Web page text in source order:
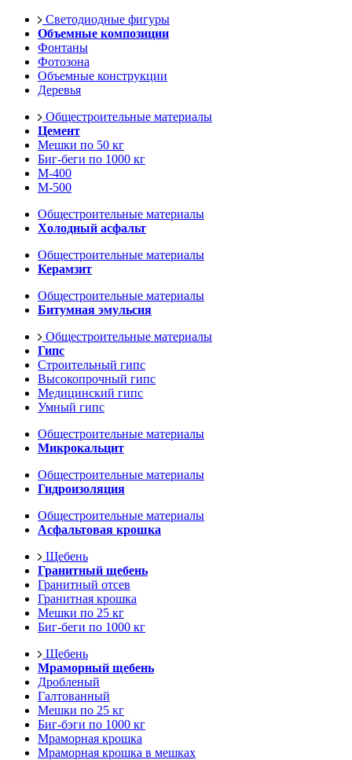
Светодиодные фигуры
Объемные композиции
Фонтаны
Фотозона
Объемные конструкции
Деревья
Общестроительные материалы
Цемент
Мешки по 50 кг
Биг-беги по 1000 кг
М-400
М-500
Общестроительные материалы
Холодный асфальт
Общестроительные материалы
Керамзит
Общестроительные материалы
Битумная эмульсия
Общестроительные материалы
Гипс
Строительный гипс
Высокопрочный гипс
Медицинский гипс
Умный гипс
Общестроительные материалы
Микрокальцит
Общестроительные материалы
Гидроизоляция
Общестроительные материалы
Асфальтовая крошка
Щебень
Гранитный щебень
Гранитный отсев
Гранитная крошка
Мешки по 25 кг
Биг-беги по 1000 кг
Щебень
Мраморный щебень
Дробленый
Галтованный
Мешки по 25 кг
Биг-бэги по 1000 кг
Мраморная крошка
Мраморная крошка в мешках